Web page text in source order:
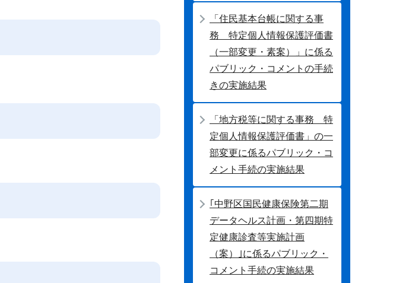
「住民基本台帳に関する事
務 特定個人情報保護評価書
（一部変更・素案）」に係る
パブリック・コメントの手続
きの実施結果
「地方税等に関する事務 特
定個人情報保護評価書」の一
部変更に係るパブリック・コ
メント手続の実施結果
｢中野区国民健康保険第二期
データヘルス計画・第四期特
定健康診査等実施計画
（案）｣に係るパブリック・
コメント手続の実施結果